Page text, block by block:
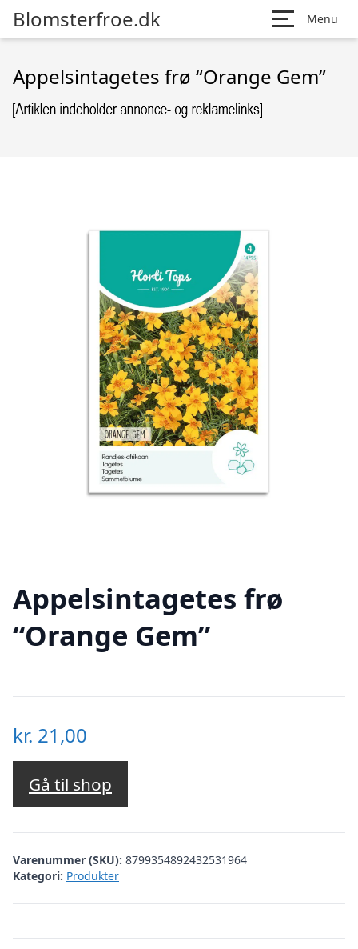
Blomsterfroe.dk Menu
Appelsintagetes frø “Orange Gem”
Appelsintagetes frø
“Orange Gem”
kr. 21,00
Gå til shop
Varenummer (SKU): 8799354892432531964
Kategori: Produkter